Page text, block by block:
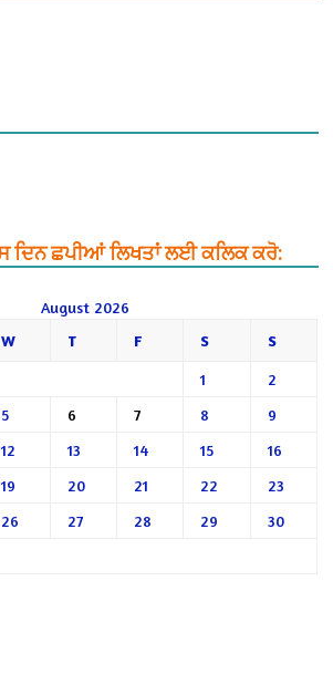
ਦਿਨ ਛਪੀਆਂ ਲਿਖਤਾਂ ਲਈ ਕਲਿਕ ਕਰੋ:
August 2026
W T F S S
1
2
5 6 7 8
9
12 13 14 15
16
19 20 21 22
23
26 27 28 29
30